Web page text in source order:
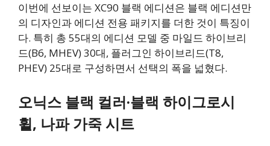
이번에 선보이는 XC90 블랙 에디션은 블랙 에디션만
의 디자인과 에디션 전용 패키지를 더한 것이 특징이
다. 특히 총 55대의 에디션 모델 중 마일드 하이브리
드(B6, MHEV) 30대, 플러그인 하이브리드(T8,
PHEV) 25대로 구성하면서 선택의 폭을 넓혔다.
오닉스 블랙 컬러·블랙 하이그로시
휠, 나파 가죽 시트